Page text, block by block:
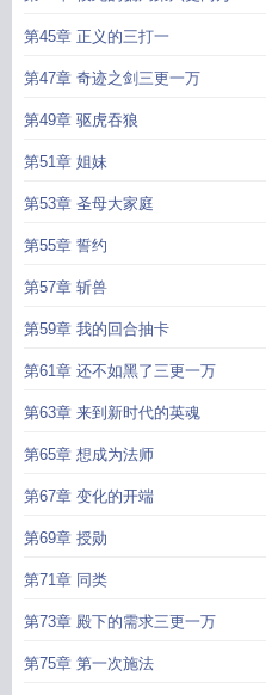
成
第45章 正义的三打一
第47章 奇迹之剑三更一万
第49章 驱虎吞狼
第51章 姐妹
第53章 圣母大家庭
第55章 誓约
第57章 斩兽
第59章 我的回合抽卡
第61章 还不如黑了三更一万
第63章 来到新时代的英魂
第65章 想成为法师
第67章 变化的开端
第69章 授勋
第71章 同类
第73章 殿下的需求三更一万
第75章 第一次施法